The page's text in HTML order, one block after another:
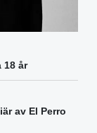
18 år
av El Perro